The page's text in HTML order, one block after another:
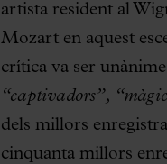
artista resident al
Mozart en aquest
crítica va ser
“captivadors”,
dels millors
cinquanta millors